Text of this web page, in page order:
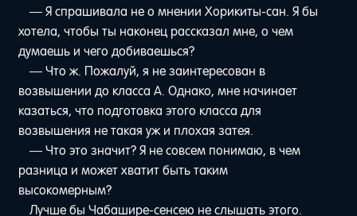
— Я спрашивала не о мнении Хорикиты-сан. Я бы
хотела, чтобы ты наконец рассказал мне, о чем
думаешь и чего добиваешься?
— Что ж. Пожалуй, я не заинтересован в
возвышении до класса А. Однако, мне начинает
казаться, что подготовка этого класса для
возвышения не такая уж и плохая затея.
— Что это значит? Я не совсем понимаю, в чем
разница и может хватит быть таким
высокомерным?
Лучше бы Чабашире-сенсею не слышать этого.